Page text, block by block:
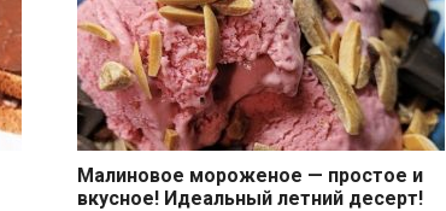
Малиновое мороженое — простое и
вкусное! Идеальный летний десерт!